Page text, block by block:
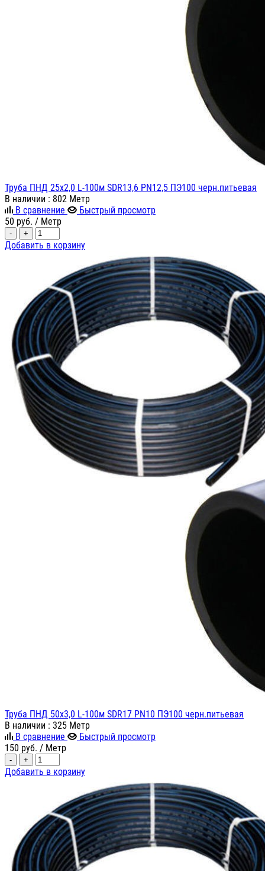
Труба ПНД 25х2,0 L-100м SDR13,6 PN12,5 ПЭ100 черн.питьевая
В наличии : 802 Метр
В сравнение
Быстрый просмотр
50 руб. / Метр
- +
Добавить в корзину
Труба ПНД 50х3,0 L-100м SDR17 PN10 ПЭ100 черн.питьевая
В наличии : 325 Метр
В сравнение
Быстрый просмотр
150 руб. / Метр
- +
Добавить в корзину